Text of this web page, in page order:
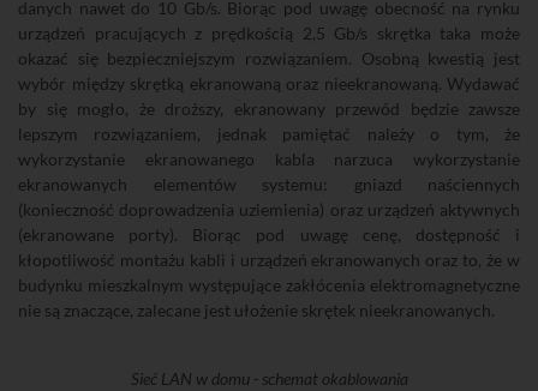
danych nawet do 10 Gb/s. Biorąc pod uwagę obecność na rynku
urządzeń pracujących z prędkością 2,5 Gb/s skrętka taka może
okazać się bezpieczniejszym rozwiązaniem. Osobną kwestią jest
wybór między skrętką ekranowaną oraz nieekranowaną. Wydawać
by się mogło, że droższy, ekranowany przewód będzie zawsze
lepszym rozwiązaniem, jednak pamiętać należy o tym, że
wykorzystanie ekranowanego kabla narzuca wykorzystanie
ekranowanych elementów systemu: gniazd naściennych
(konieczność doprowadzenia uziemienia) oraz urządzeń aktywnych
(ekranowane porty). Biorąc pod uwagę cenę, dostępność i
kłopotliwość montażu kabli i urządzeń ekranowanych oraz to, że w
budynku mieszkalnym występujące zakłócenia elektromagnetyczne
nie są znaczące, zalecane jest ułożenie skrętek nieekranowanych.
Sieć LAN w domu - schemat okablowania